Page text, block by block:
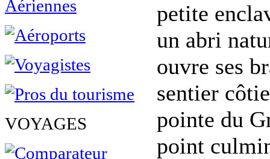
VOYAGES
petite
un abri
ouvre ses
sentier
pointe du
point